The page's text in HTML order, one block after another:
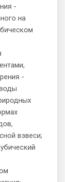
-
на
-
взвеси;